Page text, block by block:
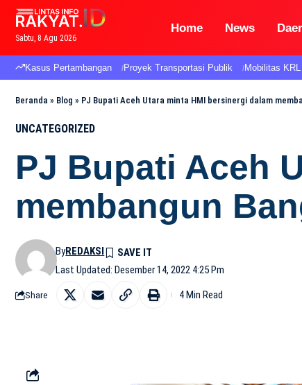
Sabtu, 8 Agu 2026
Home News
Kasus Pertambangan Proyek Transportasi Publik Mobilitas KRL
Beranda » Blog » PJ Bupati Aceh Utara minta HMI bersinergi dalam
UNCATEGORIZED
PJ Bupati Aceh
membangun
Last Updated: Desember 14, 2022 4:25 Pm
ByREDAKSI
Share 4 Min Read